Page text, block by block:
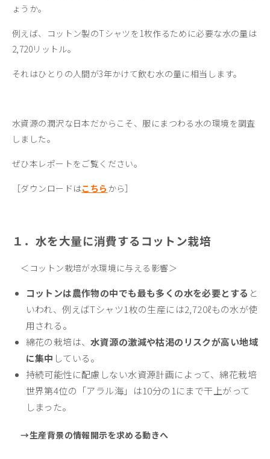
ょうか。
例えば、コットン製のTシャツを1枚作るために必要な水の量は
2,720リットル。
それはひとりの人間が3年かけて飲む水の量に相当します。
水資源の潤沢な日本だからこそ、服にまつわる水の環境を調査
しました。
ぜひ本レポートをご覧ください。
［ダウンロードはこちら から］
１．水を大量に消費するコットン栽培
＜コットン栽培が水環境に与える影響＞
コットンは農作物の中でも最も多くの水を必要とする と
いわれ、例えばTシャツ1枚の生産には2,720ℓもの水が使
用される。
綿花の栽培は、水資源の激減や枯渇のリスクが高い地域
に集中 している。
持続可能性に配慮しない水資源計画によって、綿花栽培
世界第4位の「アラル海」は10分の1にまで干上がって
しまった。
→生産背景の情報開示を求める動きへ